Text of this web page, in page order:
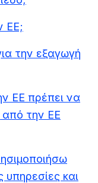
ΕΕ;
την εξαγωγή
ΕΕ πρέπει να
από την ΕΕ
υπηρεσίες και